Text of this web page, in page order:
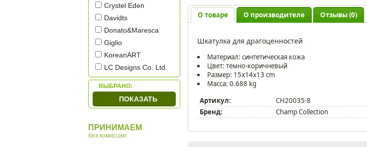
Crystel Eden
Davidts
Donato&Maresca
Giglio
KoreanART
LC Designs Co. Ltd.
Rovertime
TechBox
Макей
ВЫБРАНО:
ПОКАЗАТЬ
ПРИНИМАЕМ
без комиссии:
О товаре О производителе Отзывы (0)
Шкатулка для драгоценностей
Материал: синтетическая кожа
Цвет: темно-коричневый
Размер: 15x14x13 cm
Масса: 0.688 kg
Артикул:
CH20035-8
Бренд:
Champ Collection